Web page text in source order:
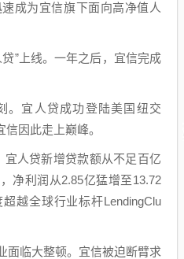
成为宜信旗下面向高净值人
”上线。一年之后，宜信完成
。宜人贷成功登陆美国纽交
因此走上巅峰。
人贷新增贷款额从不足百亿
净利润从2.85亿猛增至13.72
越全球行业标杆LendingClu
面临大整顿。宜信被迫断臂求